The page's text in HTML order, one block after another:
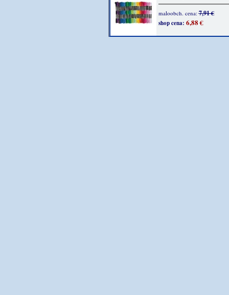
maloobch. cena:7,91 €
shop cena: 6,88 €